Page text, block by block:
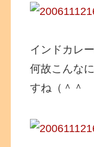
インドカレ
何故こんな
すね（＾＾